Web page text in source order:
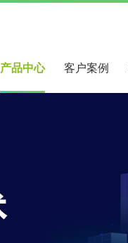
产品中心 客户案例